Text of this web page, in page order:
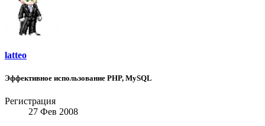
latteo
Эффективное использование PHP, MySQL
Регистрация
27 Фев 2008